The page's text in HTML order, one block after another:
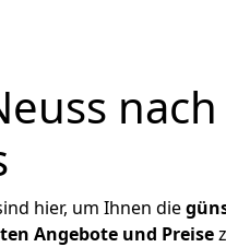
hier, um Ihnen die
Angebote und Preise